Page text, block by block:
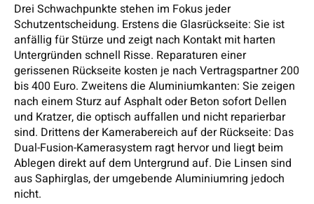
Drei Schwachpunkte stehen im Fokus jeder
Schutzentscheidung. Erstens die Glasrückseite: Sie ist
anfällig für Stürze und zeigt nach Kontakt mit harten
Untergründen schnell Risse. Reparaturen einer
gerissenen Rückseite kosten je nach Vertragspartner 200
bis 400 Euro. Zweitens die Aluminiumkanten: Sie zeigen
nach einem Sturz auf Asphalt oder Beton sofort Dellen
und Kratzer, die optisch auffallen und nicht reparierbar
sind. Drittens der Kamerabereich auf der Rückseite: Das
Dual-Fusion-Kamerasystem ragt hervor und liegt beim
Ablegen direkt auf dem Untergrund auf. Die Linsen sind
aus Saphirglas, der umgebende Aluminiumring jedoch
nicht.